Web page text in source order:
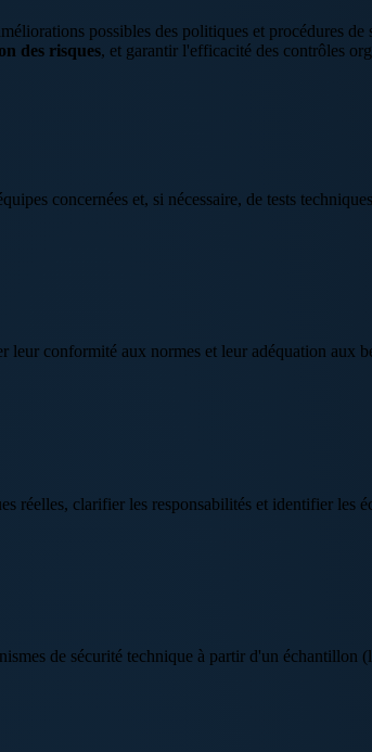
possibles des politiques et procédures
des risques, et garantir l'efficacité des contrôles
concernées et, si nécessaire, de tests
conformité aux normes et leur adéquation aux
réelles, clarifier les responsabilités et identifier les
de sécurité technique à partir d'un